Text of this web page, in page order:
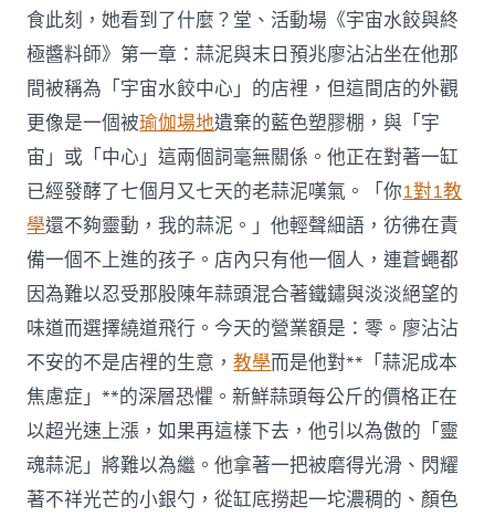
食此刻，她看到了什麼？堂、活動場《宇宙水餃與終
極醬料師》第一章：蒜泥與末日預兆廖沾沾坐在他那
間被稱為「宇宙水餃中心」的店裡，但這間店的外觀
更像是一個被瑜伽場地遺棄的藍色塑膠棚，與「宇
宙」或「中心」這兩個詞毫無關係。他正在對著一缸
已經發酵了七個月又七天的老蒜泥嘆氣。「你1對1教
學還不夠靈動，我的蒜泥。」他輕聲細語，彷彿在責
備一個不上進的孩子。店內只有他一個人，連蒼蠅都
因為難以忍受那股陳年蒜頭混合著鐵鏽與淡淡絕望的
味道而選擇繞道飛行。今天的營業額是：零。廖沾沾
不安的不是店裡的生意，教學而是他對**「蒜泥成本
焦慮症」**的深層恐懼。新鮮蒜頭每公斤的價格正在
以超光速上漲，如果再這樣下去，他引以為傲的「靈
魂蒜泥」將難以為繼。他拿著一把被磨得光滑、閃耀
著不祥光芒的小銀勺，從缸底撈起一坨濃稠的、顏色